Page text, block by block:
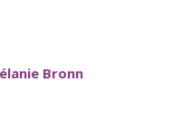
Bronn